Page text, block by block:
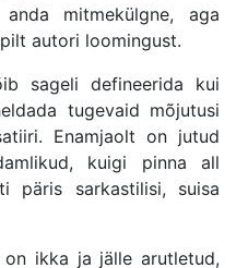
mitmekülgne, aga
autori loomingust.
sageli defineerida kui
tugevaid mõjutusi
Enamjaolt on jutud
kuigi pinna all
päris sarkastilisi, suisa
on ikka ja jälle arutletud,